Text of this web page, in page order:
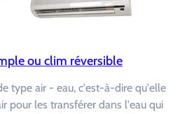
ou clim réversible
type air - eau, c'est-à-dire qu'elle
pour les transférer dans l'eau qui